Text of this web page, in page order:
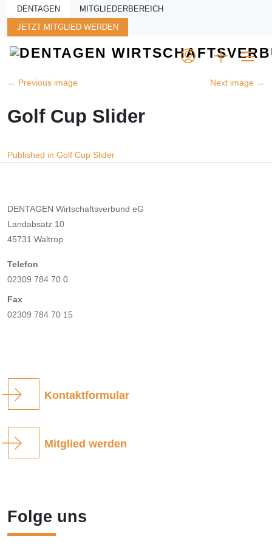
Skip to main content
DENTAGEN MITGLIEDERBEREICH
JETZT MITGLIED WERDEN
← Previous image Next image →
Golf Cup Slider
Beitragsnavigation
Published in Golf Cup Slider
DENTAGEN Wirtschaftsverbund eG
Landabsatz 10
45731 Waltrop
Telefon
02309 784 70 0
Fax
02309 784 70 15
Kontaktformular
Mitglied werden
Folge uns